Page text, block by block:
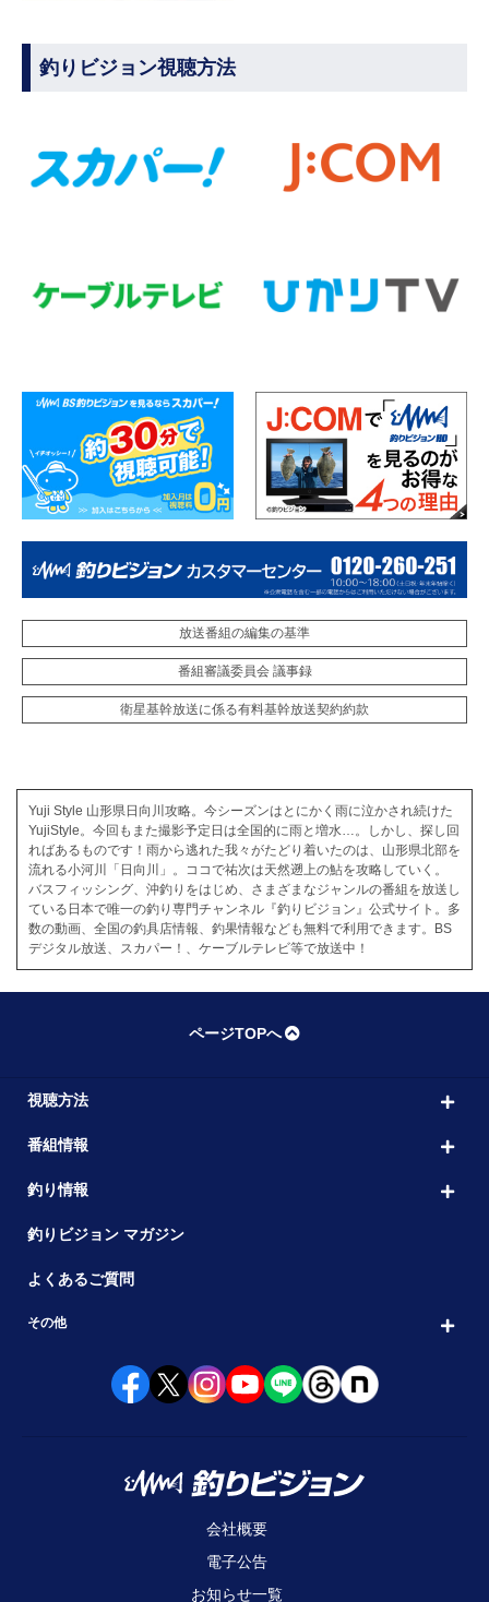
釣りビジョン視聴方法
放送番組の編集の基準
番組審議委員会 議事録
衛星基幹放送に係る有料基幹放送契約約款
Yuji Style 山形県日向川攻略。今シーズンはとにかく雨に泣かされ続けた
YujiStyle。今回もまた撮影予定日は全国的に雨と増水…。しかし、探し回
ればあるものです！雨から逃れた我々がたどり着いたのは、山形県北部を
流れる小河川「日向川」。ココで祐次は天然遡上の鮎を攻略していく。
バスフィッシング、沖釣りをはじめ、さまざまなジャンルの番組を放送し
ている日本で唯一の釣り専門チャンネル『釣りビジョン』公式サイト。多
数の動画、全国の釣具店情報、釣果情報なども無料で利用できます。BS
デジタル放送、スカパー！、ケーブルテレビ等で放送中！
ページTOPへ
視聴方法
番組情報
釣り情報
釣りビジョン マガジン
よくあるご質問
その他
会社概要
電子公告
お知らせ一覧